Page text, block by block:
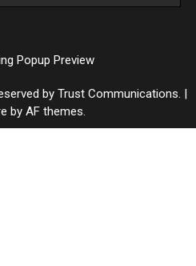
Popup Preview
by Trust Communications. |
by AF themes.